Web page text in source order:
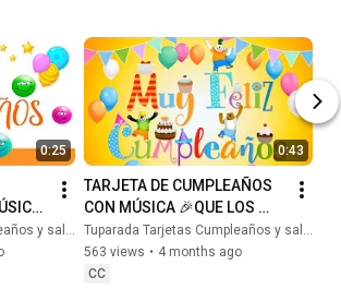
0:25
y saludos
0:43
TARJETA DE CUMPLEAÑOS
CON MÚSICA 🎉QUE LOS
CUMPLAS FELIZ DIVERTIDO
#felizcumpleaños #felizdia
Tuparada Tarjetas Cumpleaños y saludos
563 views • 4 months ago
CC